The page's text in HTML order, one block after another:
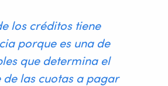
los créditos tiene
porque es una de
que determina el
de las cuotas a pagar